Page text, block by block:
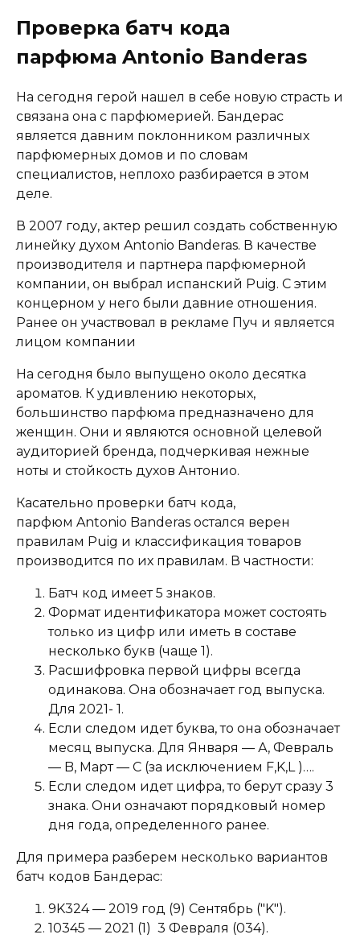
Проверка батч кода
парфюма Antonio Banderas
На сегодня герой нашел в себе новую страсть и
связана она с парфюмерией. Бандерас
является давним поклонником различных
парфюмерных домов и по словам
специалистов, неплохо разбирается в этом
деле.
В 2007 году, актер решил создать собственную
линейку духом Antonio Banderas. В качестве
производителя и партнера парфюмерной
компании, он выбрал испанский Puig. С этим
концерном у него были давние отношения.
Ранее он участвовал в рекламе Пуч и является
лицом компании
На сегодня было выпущено около десятка
ароматов. К удивлению некоторых,
большинство парфюма предназначено для
женщин. Они и являются основной целевой
аудиторией бренда, подчеркивая нежные
ноты и стойкость духов Антонио.
Касательно проверки батч кода,
парфюм Antonio Banderas остался верен
правилам Puig и классификация товаров
производится по их правилам. В частности:
Батч код имеет 5 знаков.
Формат идентификатора может состоять
только из цифр или иметь в составе
несколько букв (чаще 1).
Расшифровка первой цифры всегда
одинакова. Она обозначает год выпуска.
Для 2021- 1.
Если следом идет буква, то она обозначает
месяц выпуска. Для Января — А, Февраль
— B, Март — C (за исключением F,K,L )….
Если следом идет цифра, то берут сразу 3
знака. Они означают порядковый номер
дня года, определенного ранее.
Для примера разберем несколько вариантов
батч кодов Бандерас:
9K324 — 2019 год (9) Сентябрь ("K").
10345 — 2021 (1) 3 Февраля (034).